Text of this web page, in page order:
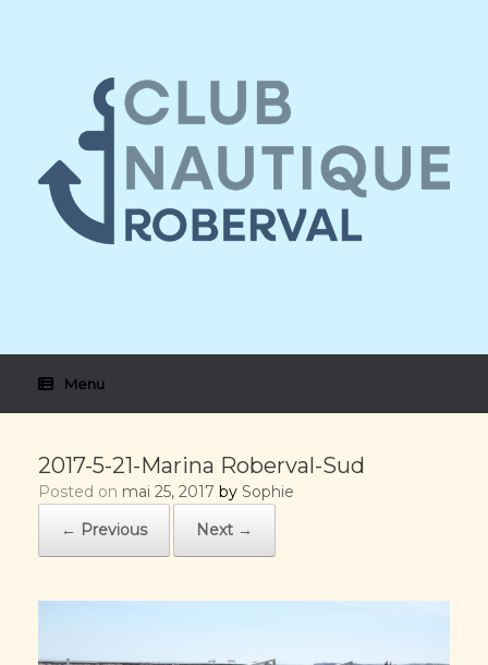
Menu
2017-5-21-Marina Roberval-Sud
Posted on mai 25, 2017 by Sophie
← Previous
Next →